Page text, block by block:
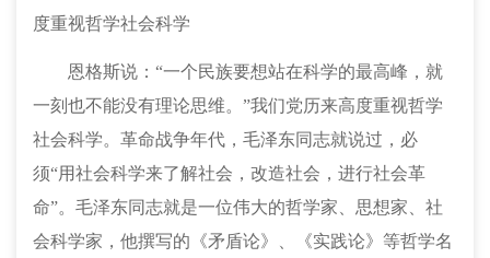
度重视哲学社会科学
恩格斯说：“一个民族要想站在科学的最高峰，就
一刻也不能没有理论思维。”我们党历来高度重视哲学
社会科学。革命战争年代，毛泽东同志就说过，必
须“用社会科学来了解社会，改造社会，进行社会革
命”。毛泽东同志就是一位伟大的哲学家、思想家、社
会科学家，他撰写的《矛盾论》、《实践论》等哲学名